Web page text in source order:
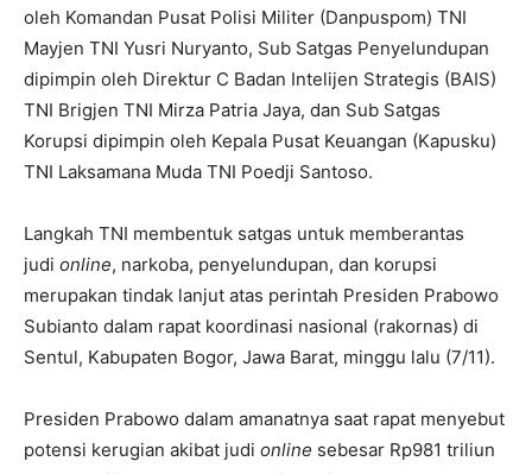
oleh Komandan Pusat Polisi Militer (Danpuspom) TNI
Mayjen TNI Yusri Nuryanto, Sub Satgas Penyelundupan
dipimpin oleh Direktur C Badan Intelijen Strategis (BAIS)
TNI Brigjen TNI Mirza Patria Jaya, dan Sub Satgas
Korupsi dipimpin oleh Kepala Pusat Keuangan (Kapusku)
TNI Laksamana Muda TNI Poedji Santoso.
Langkah TNI membentuk satgas untuk memberantas
judi online, narkoba, penyelundupan, dan korupsi
merupakan tindak lanjut atas perintah Presiden Prabowo
Subianto dalam rapat koordinasi nasional (rakornas) di
Sentul, Kabupaten Bogor, Jawa Barat, minggu lalu (7/11).
Presiden Prabowo dalam amanatnya saat rapat menyebut
potensi kerugian akibat judi online sebesar Rp981 triliun